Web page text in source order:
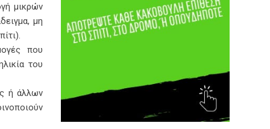
μικρών
μη
που
του
ή άλλων